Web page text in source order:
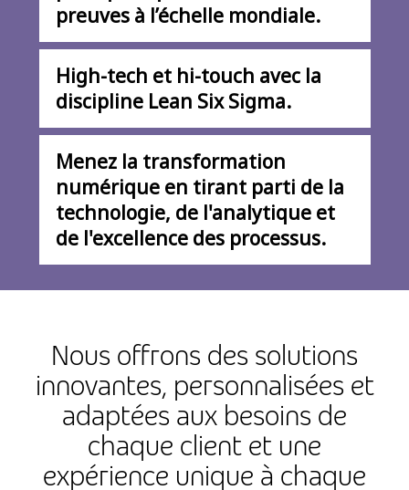
preuves à l’échelle mondiale.
High-tech et hi-touch avec la
discipline Lean Six Sigma.
Menez la transformation
numérique en tirant parti de la
technologie, de l'analytique et
de l'excellence des processus.
Nous offrons des solutions
innovantes, personnalisées et
adaptées aux besoins de
chaque client et une
expérience unique à chaque